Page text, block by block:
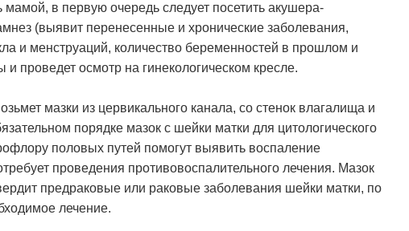
в первую очередь следует посетить акушера-
(выявит перенесенные и хронические заболевания,
и менструаций, количество беременностей в прошлом и
проведет осмотр на гинекологическом кресле.
мазки из цервикального канала, со стенок влагалища и
порядке мазок с шейки матки для цитологического
половых путей помогут выявить воспаление
проведения противовоспалительного лечения. Мазок
предраковые или раковые заболевания шейки матки, по
лечение.